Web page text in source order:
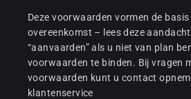
Deze voorwaarden vormen de
overeenkomst – lees deze
“aanvaarden” als u niet van plan
voorwaarden te binden. Bij vragen
voorwaarden kunt u contact
klantenservice